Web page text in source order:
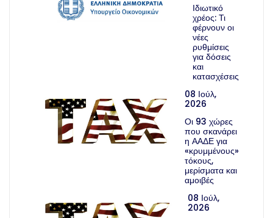
Ιδιωτικό
χρέος: Τι
φέρνουν οι
νέες
ρυθμίσεις
για δόσεις
και
κατασχέσεις
08 Ιούλ,
2026
Οι 93 χώρες
που σκανάρει
η ΑΑΔΕ για
«κρυμμένους»
τόκους,
μερίσματα και
αμοιβές
08 Ιούλ,
2026